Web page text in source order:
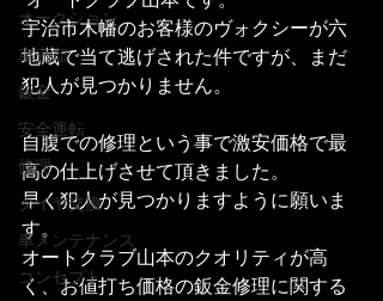
オークション
車売却
鈑金
安全運転
修理
タイヤ交換
車メンテナンス
コンセプト
宇治市木幡のお客様のヴォクシーが六
地蔵で当て逃げされた件ですが、まだ
犯人が見つかりません。
自腹での修理という事で激安価格で最
高の仕上げさせて頂きました。
早く犯人が見つかりますように願いま
す。
オートクラブ山本のクオリティが高
く、お値打ち価格の鈑金修理に関する